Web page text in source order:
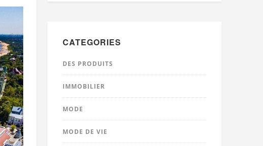
CATEGORIES
DES PRODUITS
IMMOBILIER
MODE
MODE DE VIE